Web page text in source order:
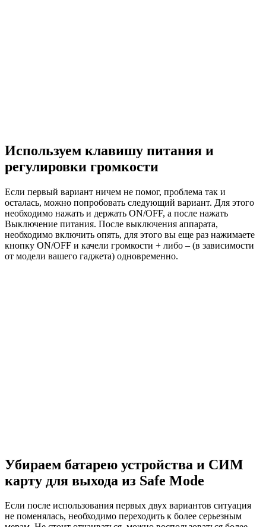
Используем клавишу питания и
регулировки громкости
Если первый вариант ничем не помог, проблема так и
осталась, можно попробовать следующий вариант. Для этого
необходимо нажать и держать ON/OFF, а после нажать
Выключение питания. После выключения аппарата,
необходимо включить опять, для этого вы еще раз нажимаете
кнопку ON/OFF и качели громкости + либо – (в зависимости
от модели вашего гаджета) одновременно.
Убираем батарею устройства и СИМ
карту для выхода из Safe Mode
Если после использования первых двух вариантов ситуация
не поменялась, необходимо переходить к более серьезным